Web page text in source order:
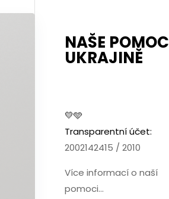
NAŠE POMOC
UKRAJINĚ
💛🩵
Transparentní účet:
2002142415 / 2010
Více informací o naší
pomoci...